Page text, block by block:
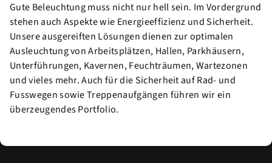
Gute Beleuchtung muss nicht nur hell sein. Im Vordergrund
stehen auch Aspekte wie Energieeffizienz und Sicherheit.
Unsere ausgereiften Lösungen dienen zur optimalen
Ausleuchtung von Arbeitsplätzen, Hallen, Parkhäusern,
Unterführungen, Kavernen, Feuchträumen, Wartezonen
und vieles mehr. Auch für die Sicherheit auf Rad- und
Fusswegen sowie Treppenaufgängen führen wir ein
überzeugendes Portfolio.